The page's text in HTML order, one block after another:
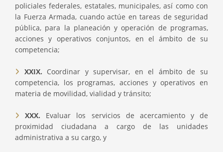
policiales federales, estatales, municipales, así como con
la Fuerza Armada, cuando actúe en tareas de seguridad
pública, para la planeación y operación de programas,
acciones y operativos conjuntos, en el ámbito de su
competencia;
XXIX. Coordinar y supervisar, en el ámbito de su
competencia, los programas, acciones y operativos en
materia de movilidad, vialidad y tránsito;
XXX. Evaluar los servicios de acercamiento y de
proximidad ciudadana a cargo de las unidades
administrativa a su cargo, y